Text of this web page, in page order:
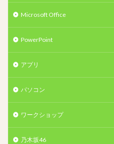
Microsoft Office
PowerPoint
アプリ
パソコン
ワークショップ
乃木坂46